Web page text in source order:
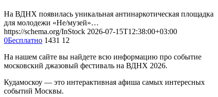
На ВДНХ появилась уникальная антинаркотическая площадка
для молодежи «Не/музей»…
https://schema.org/InStock 2026-07-15T12:38:00+03:00
0Бесплатно 1431 12
На нашем сайте вы найдете всю информацию про событие
московский джазовый фестиваль на ВДНХ 2026.
Кудамоскоу — это интерактивная афиша самых интересных
событий Москвы.